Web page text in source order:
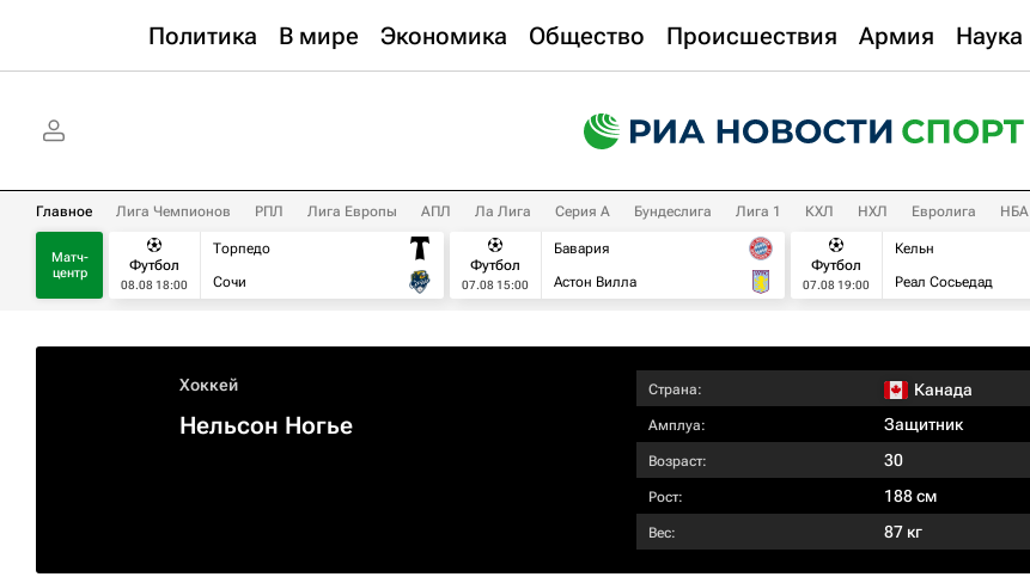
Политика В мире Экономика Общество Происшествия Армия Наука
Главное Лига Чемпионов РПЛ Лига Европы АПЛ Ла Лига Серия А Бундеслига Лига 1 КХЛ НХЛ Евролига НБА
Матч-
центр
Футбол
08.08 18:00
Торпедо
Сочи
Футбол
07.08 15:00
Бавария
Астон Вилла
Футбол
07.08 19:00
Кельн
Реал Сосьедад
Хоккей
Нельсон Ногье
Страна: Канада
Амплуа: Защитник
Возраст: 30
Рост: 188 см
Вес: 87 кг